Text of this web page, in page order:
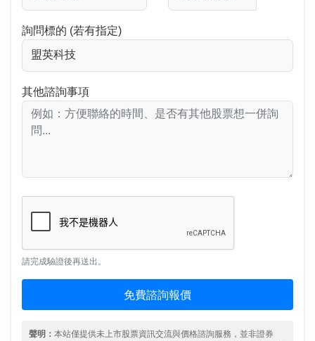
詢問標的 (若有指定)
其他諮詢事項
請完成驗證後再送出。
免費諮詢報價
聲明： 本站僅提供未上市股票資訊交流與價格諮詢服務，並非證券